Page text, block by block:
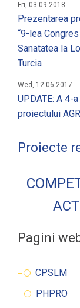
Fri, 03-09-2018
Prezentarea
“9-lea
Sanatatea la
Turcia
Wed, 12-06-2017
UPDATE: A 4-
proiectului
Proiecte
Pagini
CPSLM
PHPRO